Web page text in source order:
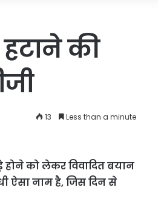
की
13 Less than a minute
होने को लेकर विवादित बयान
ऐसा नाम है, जिस दिन से